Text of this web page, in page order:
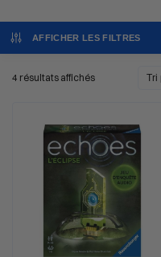
AFFICHER LES FILTRES
4 résultats affichés